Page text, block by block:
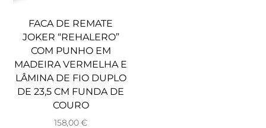
FACA DE REMATE
JOKER “REHALERO”
COM PUNHO EM
MADEIRA VERMELHA E
LÂMINA DE FIO DUPLO
DE 23,5 CM FUNDA DE
COURO
158,00€